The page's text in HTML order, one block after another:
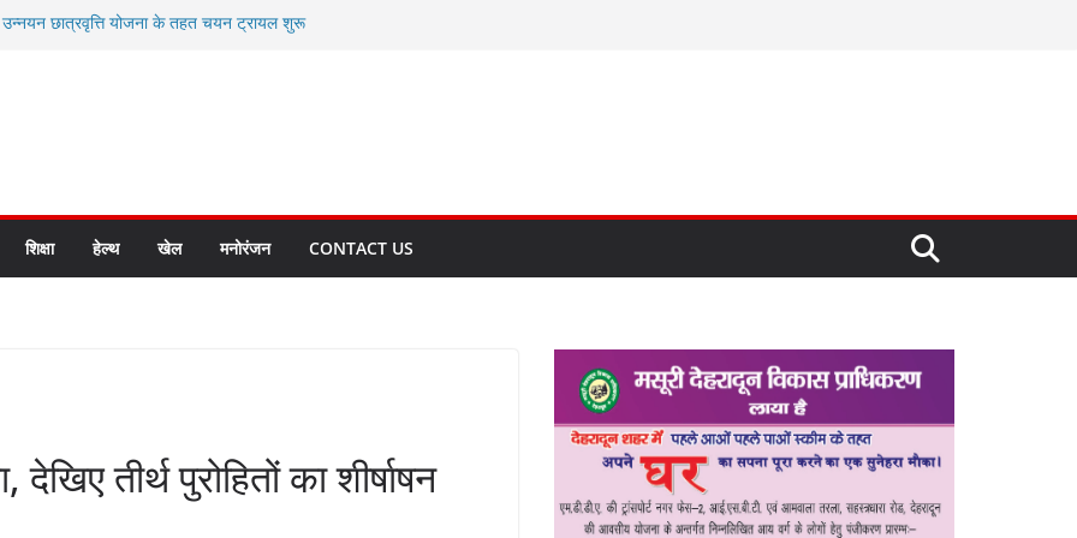
उन्नयन छात्रवृत्ति योजना के तहत चयन ट्रायल शुरू
के लिए अल्मोड़ा की गर्विता भाकुनी का
मित्र कैडेट्स का हुआ है चयन
सबसे बड़ी ताकत : मुख्यमंत्री पुष्कर सिंह धामी
बनाने के संकल्प को करना होगा साकार- मुख्यमंत्री
शिक्षा हेल्थ खेल मनोरंजन CONTACT US
देखिए तीर्थ पुरोहितों का शीर्षाषन